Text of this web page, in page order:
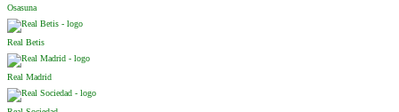
Osasuna
Real Betis
Real Madrid